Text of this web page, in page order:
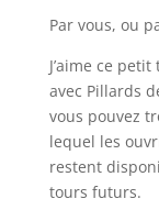
Par vous, ou
J’aime ce
avec Pillards
vous pouvez
lequel les
restent
tours futurs.